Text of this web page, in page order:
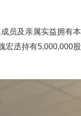
员及亲属实益拥有本
宏丞持有5,000,000股